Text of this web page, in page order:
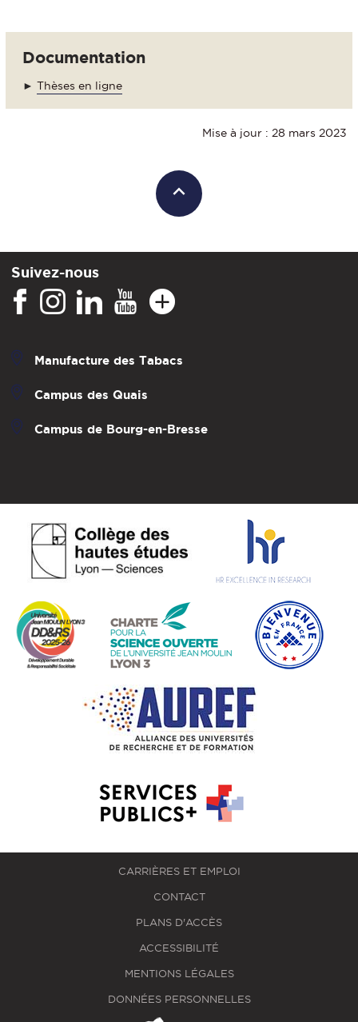
Documentation
► Thèses en ligne
Mise à jour : 28 mars 2023
Suivez-nous
Manufacture des Tabacs
Campus des Quais
Campus de Bourg-en-Bresse
CARRIÈRES ET EMPLOI
CONTACT
PLANS D'ACCÈS
ACCESSIBILITÉ
MENTIONS LÉGALES
DONNÉES PERSONNELLES